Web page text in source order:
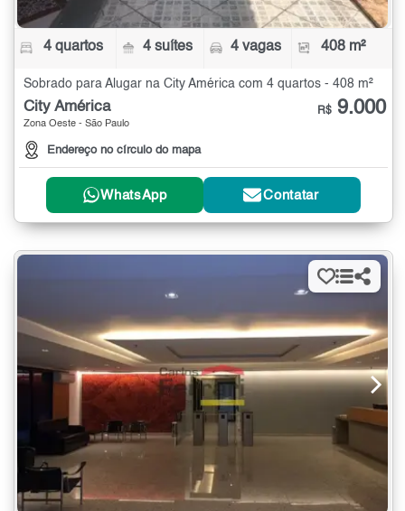
4 quartos 4 suítes 4 vagas 408 m²
Sobrado para Alugar na City América com 4 quartos - 408 m²
City América
Zona Oeste - São Paulo
Endereço no círculo do mapa
R$ 9.000
WhatsApp Contatar